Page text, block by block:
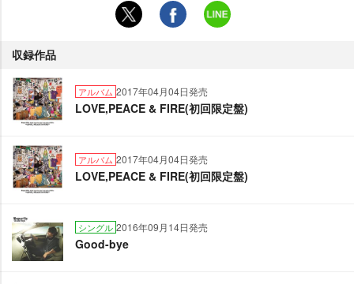
収録作品
アルバム 2017年04月04日発売
LOVE,PEACE & FIRE(初回限定盤)
アルバム 2017年04月04日発売
LOVE,PEACE & FIRE(初回限定盤)
シングル 2016年09月14日発売
Good-bye